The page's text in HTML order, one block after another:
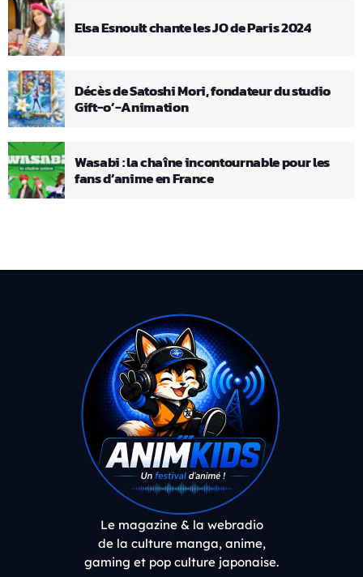
Elsa Esnoult chante les JO de Paris 2024
Décès de Satoshi Mori, fondateur du studio
Gift-o’-Animation
Wasabi : la chaîne incontournable pour les
fans d’anime en France
Le magazine & la webradio
de la culture manga, anime,
gaming et pop culture japonaise.